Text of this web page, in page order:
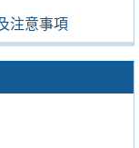
注意事項